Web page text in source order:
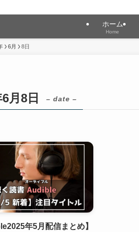
ホーム
Home
6月 8日
月8日 – date –
年5月配信まとめ】